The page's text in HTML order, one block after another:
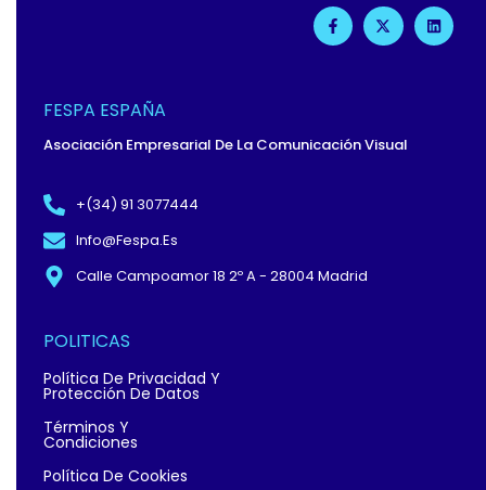
F
A
C
F
X
-
T
L
I
N
FESPA ESPAÑA
Asociación Empresarial De La Comunicación Visual
+(34) 91 3077444
Info@fespa.es
Calle Campoamor 18 2º A - 28004 Madrid
POLITICAS
Política De Privacidad Y
Protección De Datos
Términos Y
Condiciones
Política De Cookies